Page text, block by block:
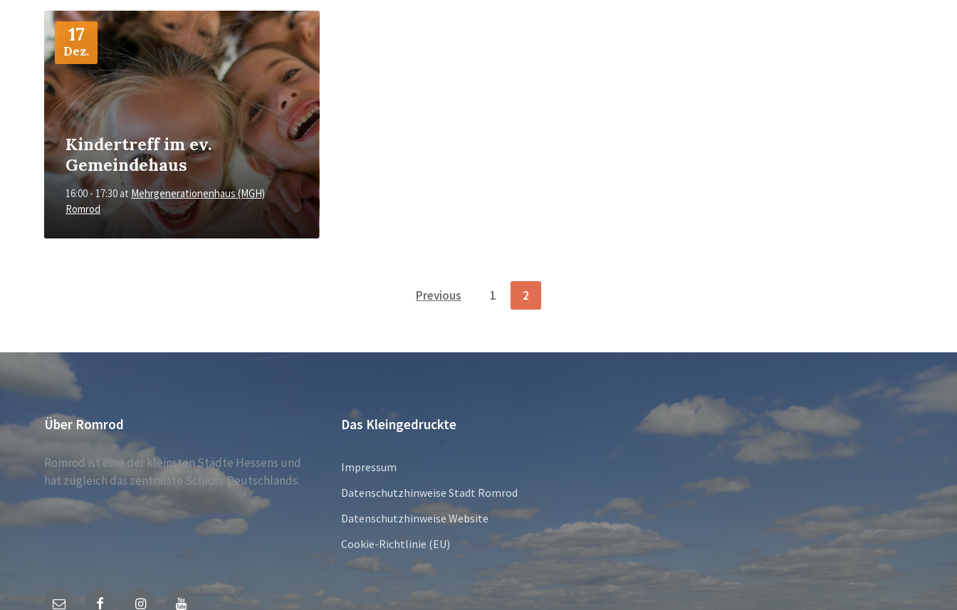
17
Dez.
Kindertreff im ev.
Gemeindehaus
16:00 - 17:30at Mehrgenerationenhaus (MGH)
Romrod
More
Info
Previous 1 2
Über Romrod
Romrod ist eine der kleinsten Städte Hessens und
hat zugleich das zentralste Schloss Deutschlands.
Das Kleingedruckte
Impressum
Datenschutzhinweise Stadt Romrod
Datenschutzhinweise Website
Cookie-Richtlinie (EU)
E- FacebookInstagramYouTube